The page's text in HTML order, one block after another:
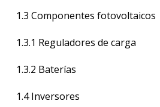
1.3 Componentes fotovoltaicos
1.3.1 Reguladores de carga
1.3.2 Baterías
1.4 Inversores